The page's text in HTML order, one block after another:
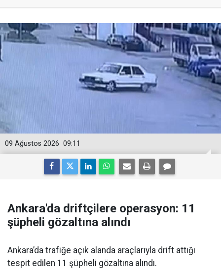
09:11
09 Ağustos 2026
Ankara'da driftçilere operasyon: 11
şüpheli gözaltına alındı
Ankara’da trafiğe açık alanda araçlarıyla drift attığı
tespit edilen 11 şüpheli gözaltına alındı.